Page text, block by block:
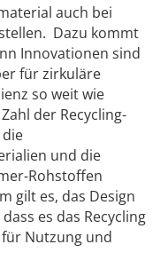
auch bei
Dazu kommt
Innovationen sind
für zirkuläre
so weit wie
der Recycling-
und die
Rohstoffen
gilt es, das Design
es das Recycling
Nutzung und